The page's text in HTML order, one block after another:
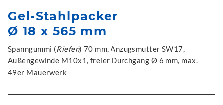
Gel-Stahlpacker
Ø 18 x 565 mm
Spanngummi (Riefen) 70 mm, Anzugsmutter SW17,
Außengewinde M10x1, freier Durchgang Ø 6 mm, max.
49er Mauerwerk